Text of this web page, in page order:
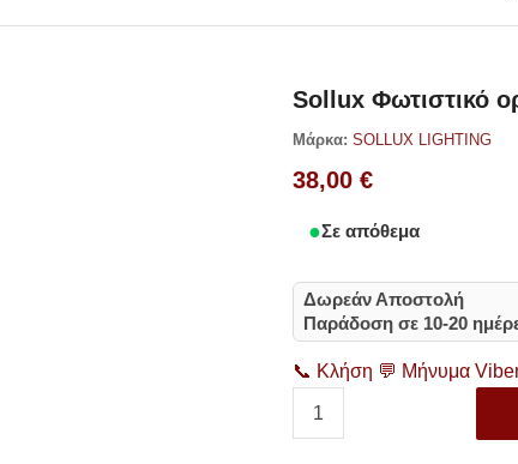
Sollux Φωτιστικό
Μάρκα: SOLLUX LIGHTING
38,00 €
Σε απόθεμα
Δωρεάν Αποστολή
Παράδοση σε 10-20
📞 Κλήση 💬 Μήνυμα